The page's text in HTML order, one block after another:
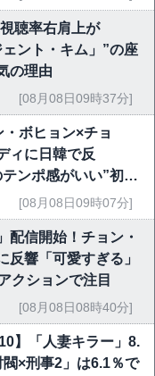
聴率右肩上が
ント・キム」”の座
の理由
[08月08日09時37分]
・ボヒョン×チョ
ィに日韓で反
ンポ感がいい”初回
[08月08日09時07分]
配信開始！チョン・
反響「可愛すぎる」
クションで注目
[08月08日08時40分]
】「人妻キラー」8.
×刑事2」は6.1％で